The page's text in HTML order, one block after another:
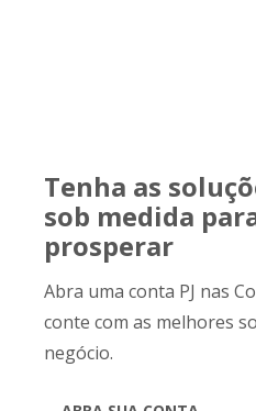
Tenha as
sob medida
prosperar
Abra uma conta PJ nas
conte com as melhores
negócio.